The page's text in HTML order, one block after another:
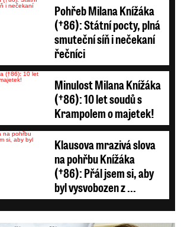
nepřímých důkazů byl s
pravděpodobnosti skutečně
vraždy a znásilnění.
Pohřeb Milana Knížáka
(†86): Státní pocty, plná
smuteční síň i nečekaní
řečníci
Minulost Milana Knížáka
(†86): 10 let soudů s
Krampolem o majetek!
Klausova mrazivá slova
na pohřbu Knížáka
(†86): Přál jsem si, aby
byl vysvobozen z ...